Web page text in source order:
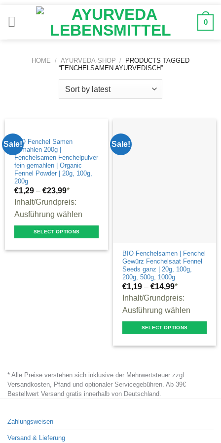
Inhalt
0
HOME / AYURVEDA-SHOP /
PRODUCTS TAGGED
“FENCHELSAMEN AYURVEDISCH”
Sale!BIO Fenchel Samen
gemahlen 200g |
Fenchelsamen Fenchelpulver
fein gemahlen | Organic
Fennel Powder | 20g, 100g,
200g
€1,29 –€23,99*
Inhalt/Grundpreis:
Ausführung wählen
SELECT OPTIONS
the
product
Sale!
BIO Fenchelsamen | Fenchel
Gewürz Fenchelsaat Fennel
Seeds ganz | 20g, 100g,
200g, 500g, 1000g
€1,19 –€14,99*
Inhalt/Grundpreis:
Ausführung wählen
SELECT OPTIONS
multiple
variants.
* Alle Preise verstehen sich inklusive der Mehrwertsteuer zzgl.
Versandkosten, Pfand und optionaler Servicegebühren. Ab 39€
Bestellwert Versand gratis innerhalb von Deutschland.
Zahlungsweisen
Versand & Lieferung